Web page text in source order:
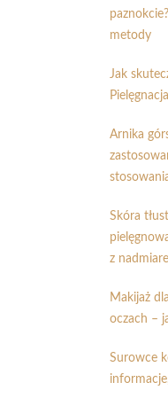
metody
Jak
Arnika
Skóra
z
Makijaż
oczach –
Surowce